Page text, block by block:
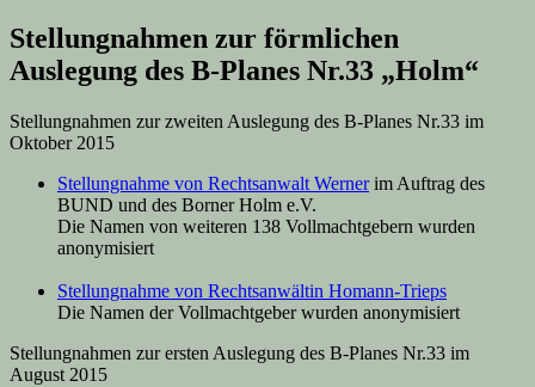
Stellungnahmen zur förmlichen
Auslegung des B-Planes Nr.33 „Holm“
Stellungnahmen zur zweiten Auslegung des B-Planes Nr.33 im
Oktober 2015
Stellungnahme von Rechtsanwalt Wernerim Auftrag des
BUND und des Borner Holm e.V.
Die Namen von weiteren 138 Vollmachtgebern wurden
anonymisiert
Stellungnahme von Rechtsanwältin Homann-Trieps
Die Namen der Vollmachtgeber wurden anonymisiert
Stellungnahmen zur ersten Auslegung des B-Planes Nr.33 im
August 2015